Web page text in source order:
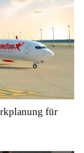
für